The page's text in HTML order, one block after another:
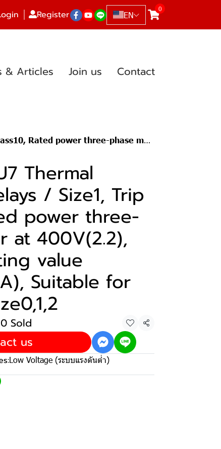
Register EN
0
& Articles Join us Contact
setting value 400Vac(4-6A), Suitable for contactor size0,1,2
Thermal
/ Size1, Trip
power three-
at 400V(2.2),
value
Suitable for
0 Sold
Share
us
Low Voltage (ระบบแรงดันต่ำ)